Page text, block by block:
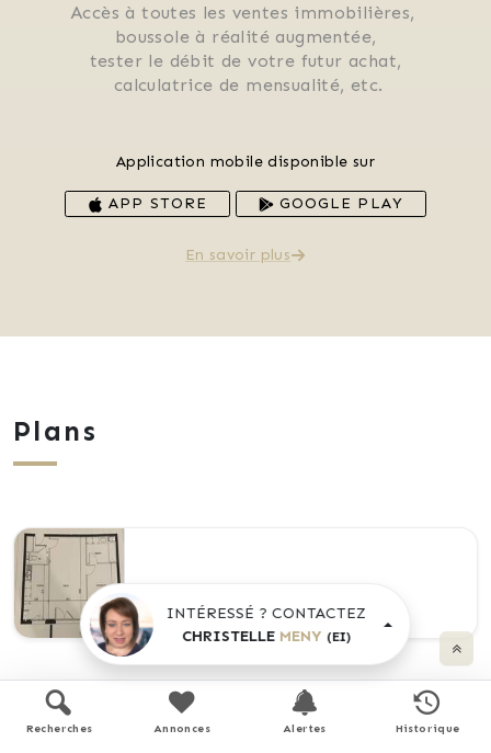
Accès à toutes les ventes immobilières,
boussole à réalité augmentée,
tester le débit de votre futur achat,
calculatrice de mensualité, etc.
Application mobile disponible sur
APP STORE GOOGLE PLAY
En savoir plus
Plans
Performance énergétique
INTÉRESSÉ ? CONTACTEZ
CHRISTELLE MENY (EI)
Recherches Annonces Alertes Historique